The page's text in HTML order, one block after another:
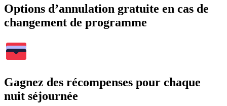
Options d’annulation gratuite en cas de
changement de programme
Gagnez des récompenses pour chaque
nuit séjournée